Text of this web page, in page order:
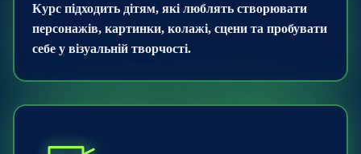
Курс підходить дітям, які люблять створювати
персонажів, картинки, колажі, сцени та пробувати
себе у візуальній творчості.